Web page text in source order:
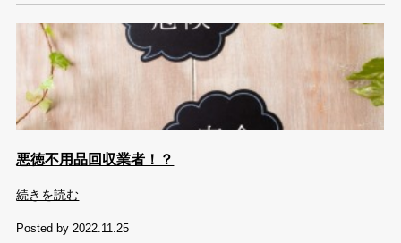
悪徳不用品回収業者！？
続きを読む
Posted by 2022.11.25